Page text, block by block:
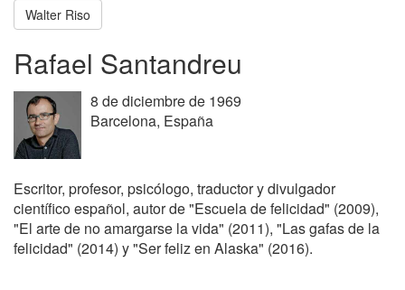
Walter Riso
Rafael Santandreu
8 de diciembre de 1969
Barcelona, España
Escritor, profesor, psicólogo, traductor y divulgador
científico español, autor de "Escuela de felicidad" (2009),
"El arte de no amargarse la vida" (2011), "Las gafas de la
felicidad" (2014) y "Ser feliz en Alaska" (2016).